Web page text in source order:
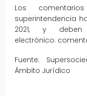
Los
superintendencia
2021, y
electrónico:
Fuente:
Ámbito Jurídico